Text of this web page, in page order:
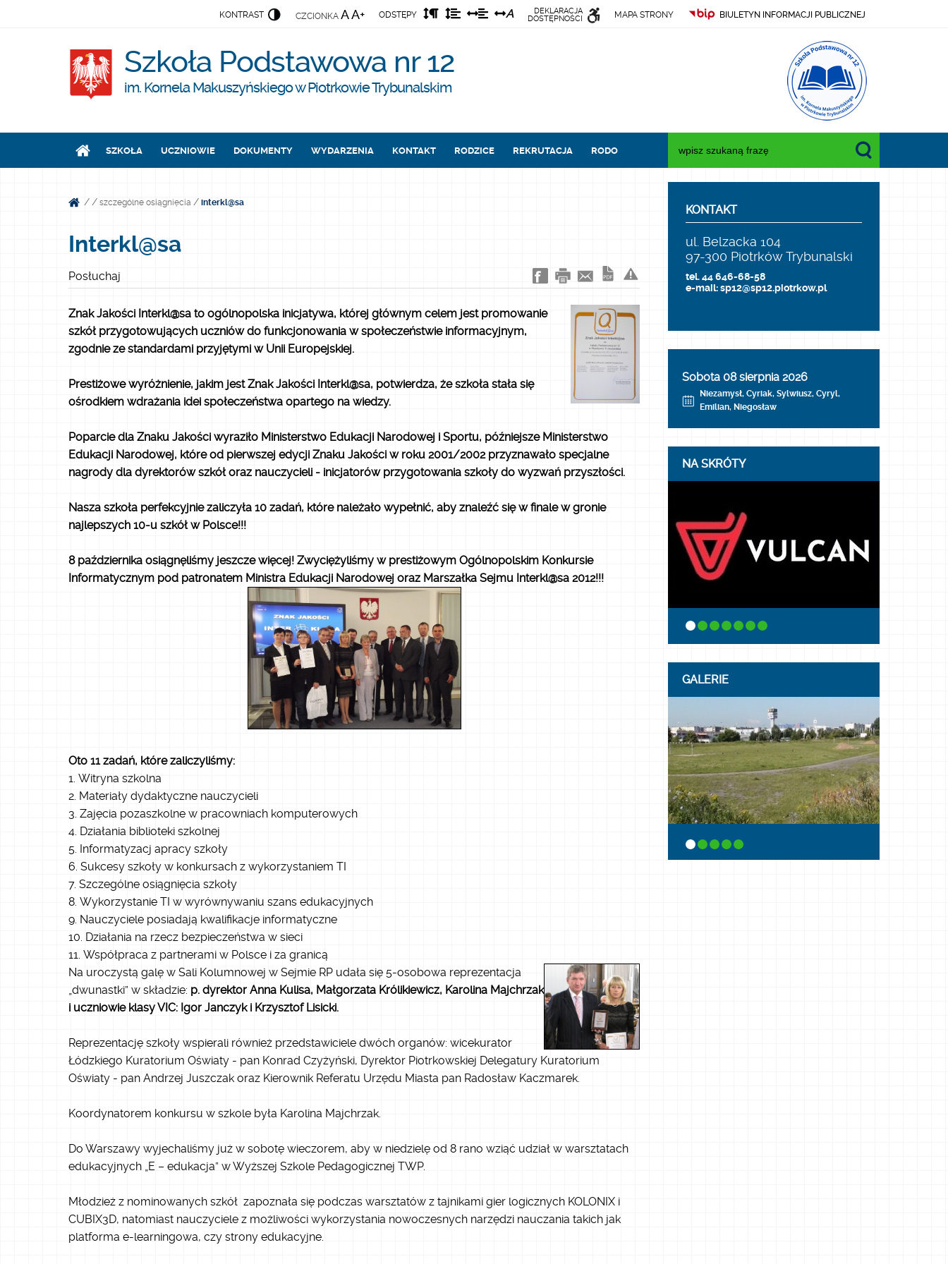
KONTRAST CZCIONKA AA+ ODSTĘPY
OdstępOdstępOdstęp
AOdstępDEKLARACJA
DOSTĘPNOŚCI
MAPA STRONY BIULETYN INFORMACJI PUBLICZNEJ
Szkoła Podstawowa nr 12
im. Kornela Makuszyńskiego w Piotrkowie Trybunalskim
SZKOŁA UCZNIOWIE DOKUMENTY WYDARZENIA KONTAKT RODZICE REKRUTACJA RODO
/ / szczególne osiągnięcia / interkl@sa
Interkl@sa
Posłuchaj
Znak Jakości Interkl@sa to ogólnopolska inicjatywa, której głównym celem jest promowanie
szkół przygotowujących uczniów do funkcjonowania w społeczeństwie informacyjnym,
zgodnie ze standardami przyjętymi w Unii Europejskiej.
Prestiżowe wyróżnienie, jakim jest Znak Jakości Interkl@sa, potwierdza, że szkoła stała się
ośrodkiem wdrażania idei społeczeństwa opartego na wiedzy.
Poparcie dla Znaku Jakości wyraziło Ministerstwo Edukacji Narodowej i Sportu, późniejsze Ministerstwo
Edukacji Narodowej, które od pierwszej edycji Znaku Jakości w roku 2001/2002 przyznawało specjalne
nagrody dla dyrektorów szkół oraz nauczycieli - inicjatorów przygotowania szkoły do wyzwań przyszłości.
Nasza szkoła perfekcyjnie zaliczyła 10 zadań, które należało wypełnić, aby znaleźć się w finale w gronie
najlepszych 10-u szkół w Polsce!!!
8 października osiągnęliśmy jeszcze więcej! Zwyciężyliśmy w prestiżowym Ogólnopolskim Konkursie
Informatycznym pod patronatem Ministra Edukacji Narodowej oraz Marszałka Sejmu Interkl@sa 2012!!!
Oto 11 zadań, które zaliczyliśmy:
Witryna szkolna
Materiały dydaktyczne nauczycieli
Zajęcia pozaszkolne w pracowniach komputerowych
Działania biblioteki szkolnej
Informatyzacj apracy szkoły
Sukcesy szkoły w konkursach z wykorzystaniem TI
Szczególne osiągnięcia szkoły
Wykorzystanie TI w wyrównywaniu szans edukacyjnych
Nauczyciele posiadają kwalifikacje informatyczne
Działania na rzecz bezpieczeństwa w sieci
Współpraca z partnerami w Polsce i za granicą
Na uroczystą galę w Sali Kolumnowej w Sejmie RP udała się 5-osobowa reprezentacja
„dwunastki” w składzie: p. dyrektor Anna Kulisa, Małgorzata Królikiewicz, Karolina Majchrzak
i uczniowie klasy VIC: Igor Janczyk i Krzysztof Lisicki.
Reprezentację szkoły wspierali również przedstawiciele dwóch organów: wicekurator
Łódzkiego Kuratorium Oświaty - pan Konrad Czyżyński, Dyrektor Piotrkowskiej Delegatury Kuratorium
Oświaty - pan Andrzej Juszczak oraz Kierownik Referatu Urzędu Miasta pan Radosław Kaczmarek.
Koordynatorem konkursu w szkole była Karolina Majchrzak.
Do Warszawy wyjechaliśmy już w sobotę wieczorem, aby w niedzielę od 8 rano wziąć udział w warsztatach
edukacyjnych „E – edukacja” w Wyższej Szkole Pedagogicznej TWP.
Młodzież z nominowanych szkół zapoznała się podczas warsztatów z tajnikami gier logicznych KOLONIX i
CUBIX3D, natomiast nauczyciele z możliwości wykorzystania nowoczesnych narzędzi nauczania takich jak
platforma e-learningowa, czy strony edukacyjne.
KONTAKT
ul. Belzacka 104
97-300 Piotrków Trybunalski
tel. 44 646-68-58
e-mail: sp12@sp12.piotrkow.pl
Sobota 08 sierpnia 2026
Niezamysł, Cyriak, Sylwiusz, Cyryl,
Emilian, Niegosław
NA SKRÓTY
GALERIE